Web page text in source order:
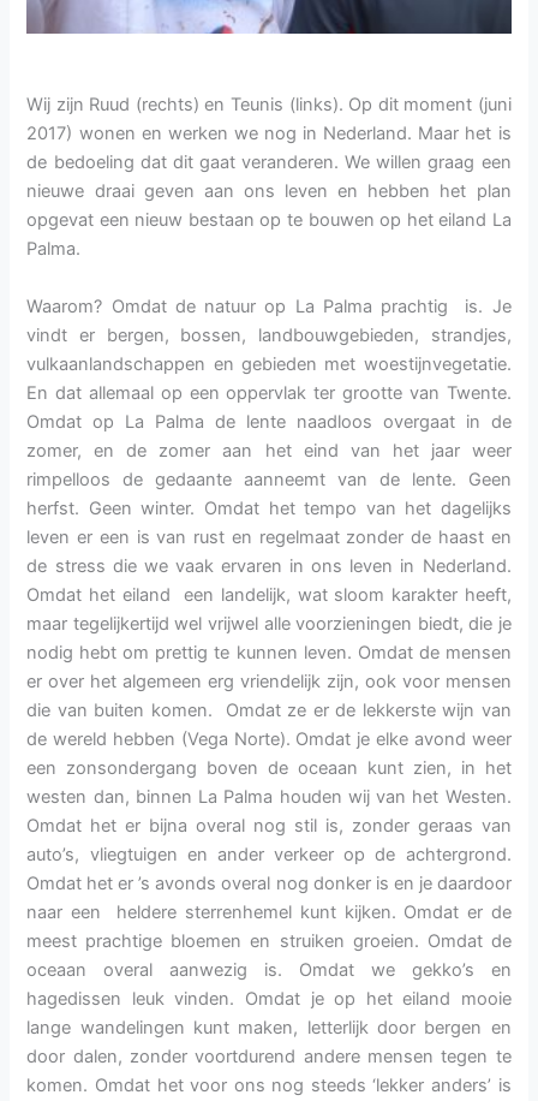
Wij zijn Ruud (rechts) en Teunis (links). Op dit moment (juni
2017) wonen en werken we nog in Nederland. Maar het is
de bedoeling dat dit gaat veranderen. We willen graag een
nieuwe draai geven aan ons leven en hebben het plan
opgevat een nieuw bestaan op te bouwen op het eiland La
Palma.
Waarom? Omdat de natuur op La Palma prachtig is. Je
vindt er bergen, bossen, landbouwgebieden, strandjes,
vulkaanlandschappen en gebieden met woestijnvegetatie.
En dat allemaal op een oppervlak ter grootte van Twente.
Omdat op La Palma de lente naadloos overgaat in de
zomer, en de zomer aan het eind van het jaar weer
rimpelloos de gedaante aanneemt van de lente. Geen
herfst. Geen winter. Omdat het tempo van het dagelijks
leven er een is van rust en regelmaat zonder de haast en
de stress die we vaak ervaren in ons leven in Nederland.
Omdat het eiland een landelijk, wat sloom karakter heeft,
maar tegelijkertijd wel vrijwel alle voorzieningen biedt, die je
nodig hebt om prettig te kunnen leven. Omdat de mensen
er over het algemeen erg vriendelijk zijn, ook voor mensen
die van buiten komen. Omdat ze er de lekkerste wijn van
de wereld hebben (Vega Norte). Omdat je elke avond weer
een zonsondergang boven de oceaan kunt zien, in het
westen dan, binnen La Palma houden wij van het Westen.
Omdat het er bijna overal nog stil is, zonder geraas van
auto’s, vliegtuigen en ander verkeer op de achtergrond.
Omdat het er ’s avonds overal nog donker is en je daardoor
naar een heldere sterrenhemel kunt kijken. Omdat er de
meest prachtige bloemen en struiken groeien. Omdat de
oceaan overal aanwezig is. Omdat we gekko’s en
hagedissen leuk vinden. Omdat je op het eiland mooie
lange wandelingen kunt maken, letterlijk door bergen en
door dalen, zonder voortdurend andere mensen tegen te
komen. Omdat het voor ons nog steeds ‘lekker anders’ is